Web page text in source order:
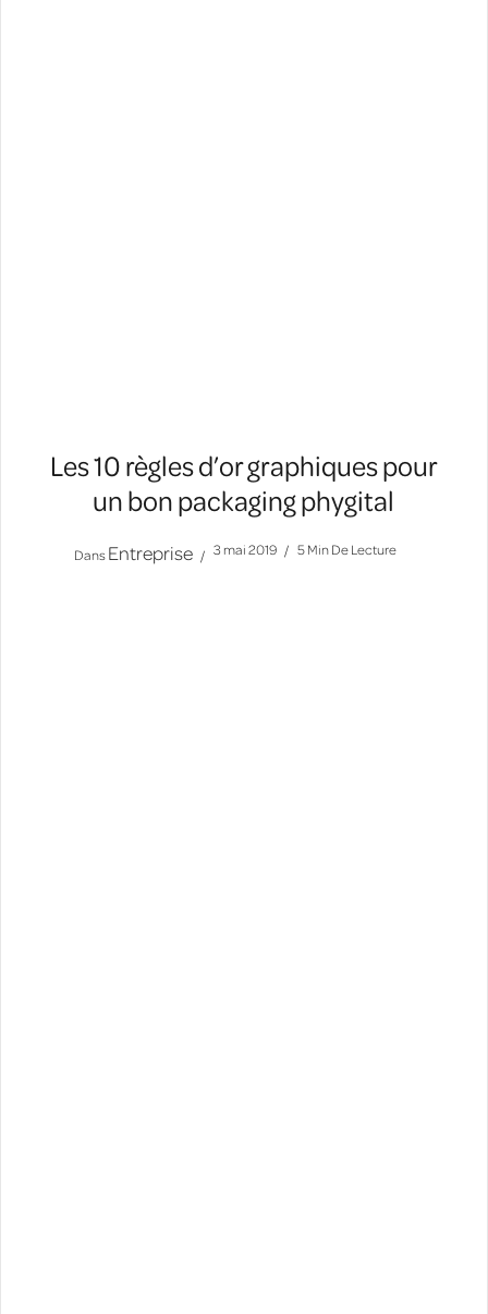
Les 10 règles d’or graphiques pour
un bon packaging phygital
DansEntreprise 3 mai 2019 5 Min De Lecture